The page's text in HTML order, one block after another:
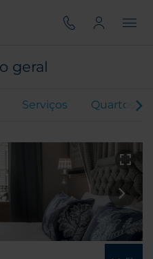
geral
Serviços Quartos